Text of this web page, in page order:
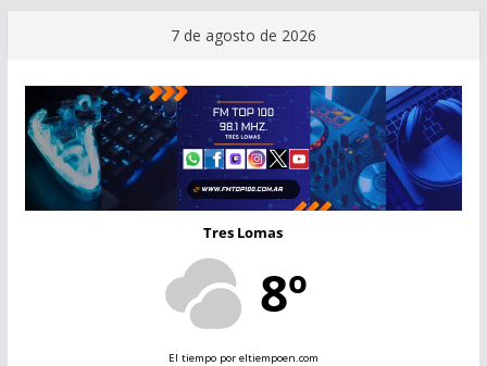
contenido
7 de agosto de 2026
Tres Lomas
8º
El tiempopor eltiempoen.com